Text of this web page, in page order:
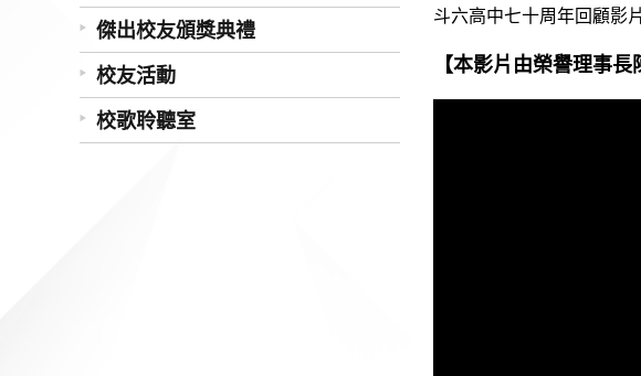
傑出校友頒獎典禮
校友活動
校歌聆聽室
斗六高中七十周年回顧影
【本影片由榮譽理事